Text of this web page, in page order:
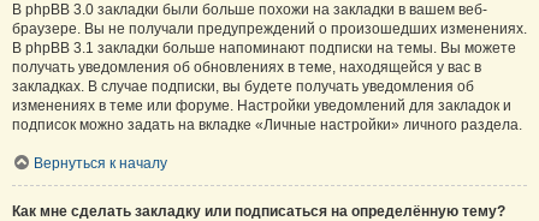
В phpBB 3.0 закладки были больше похожи на закладки в вашем веб-
браузере. Вы не получали предупреждений о произошедших изменениях.
В phpBB 3.1 закладки больше напоминают подписки на темы. Вы можете
получать уведомления об обновлениях в теме, находящейся у вас в
закладках. В случае подписки, вы будете получать уведомления об
изменениях в теме или форуме. Настройки уведомлений для закладок и
подписок можно задать на вкладке «Личные настройки» личного раздела.
Вернуться к началу
Как мне сделать закладку или подписаться на определённую тему?